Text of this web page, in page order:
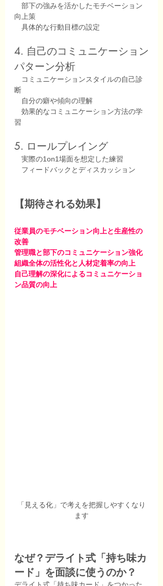
部下の強みを活かしたモチベーション
向上策
具体的な行動目標の設定
4. 自己のコミュニケーション
パターン分析
コミュニケーションスタイルの自己診
断
自分の癖や傾向の理解
効果的なコミュニケーション方法の学
習
5. ロールプレイング
実際の1on1場面を想定した練習
フィードバックとディスカッション
【期待される効果】
従業員のモチベーション向上と生産性の
改善
管理職と部下のコミュニケーション強化
組織全体の活性化と人材定着率の向上
自己理解の深化によるコミュニケーショ
ン品質の向上
「見える化」で考えを把握しやすくなり
ます
なぜ？デライト式「持ち味カ
ード」を面談に使うのか？